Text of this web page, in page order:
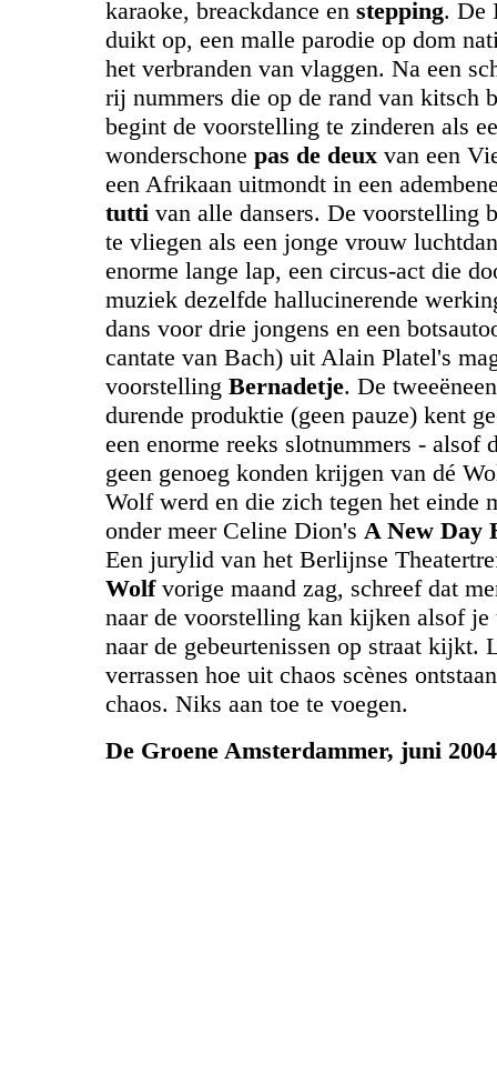
karaoke, breackdance en stepping. De
duikt op, een malle parodie op dom
het verbranden van vlaggen. Na een
rij nummers die op de rand van kitsch
begint de voorstelling te zinderen als
wonderschone pas de deux van een
een Afrikaan uitmondt in een
tutti van alle dansers. De voorstelling
te vliegen als een jonge vrouw
enorme lange lap, een circus-act die
muziek dezelfde hallucinerende
dans voor drie jongens en een
cantate van Bach) uit Alain Platel's
voorstelling Bernadetje. De
durende produktie (geen pauze) kent
een enorme reeks slotnummers - alsof
geen genoeg konden krijgen van dé
Wolf werd en die zich tegen het einde
onder meer Celine Dion's A New Day
Een jurylid van het Berlijnse
Wolfvorige maand zag, schreef dat
naar de voorstelling kan kijken alsof je
naar de gebeurtenissen op straat kijkt.
verrassen hoe uit chaos scènes
chaos. Niks aan toe te voegen.
De Groene Amsterdammer, juni 2004